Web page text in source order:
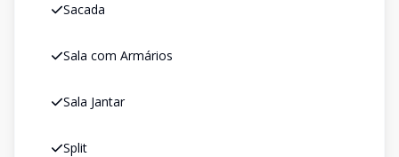
Sacada
Sala com Armários
Sala Jantar
Split